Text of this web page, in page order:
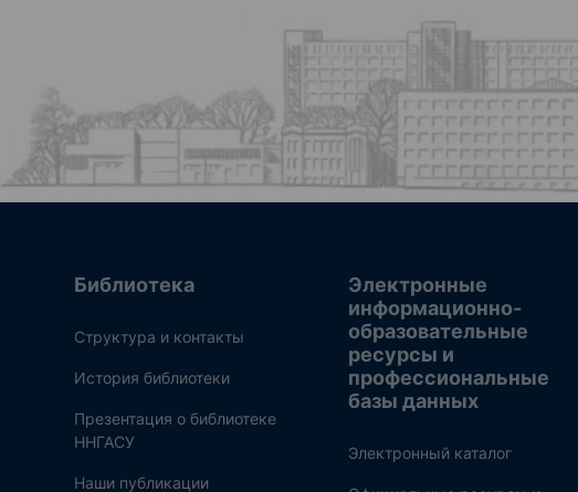
Библиотека
Структура и контакты
История библиотеки
Презентация о библиотеке
ННГАСУ
Наши публикации
Электронные
информационно-
образовательные
ресурсы и
профессиональные
базы данных
Электронный каталог